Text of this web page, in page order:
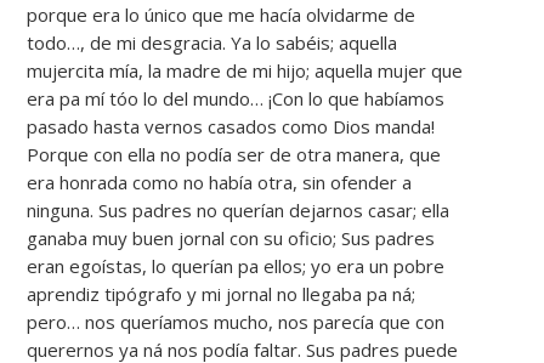
porque era lo único que me hacía olvidarme de
todo…, de mi desgracia. Ya lo sabéis; aquella
mujercita mía, la madre de mi hijo; aquella mujer que
era pa mí tóo lo del mundo… ¡Con lo que habíamos
pasado hasta vernos casados como Dios manda!
Porque con ella no podía ser de otra manera, que
era honrada como no había otra, sin ofender a
ninguna. Sus padres no querían dejarnos casar; ella
ganaba muy buen jornal con su oficio; Sus padres
eran egoístas, lo querían pa ellos; yo era un pobre
aprendiz tipógrafo y mi jornal no llegaba pa ná;
pero… nos queríamos mucho, nos parecía que con
querernos ya ná nos podía faltar. Sus padres puede